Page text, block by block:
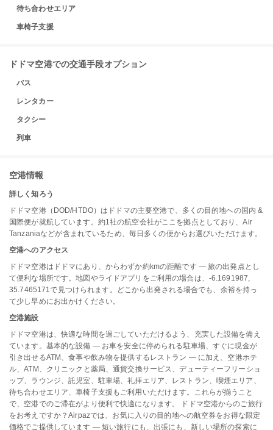
待ち合わせエリア
車椅子支援
ドドマ空港での交通手段オプション
バス
レンタカー
タクシー
列車
空港情報
詳しく知ろう
ドドマ空港（DOD/HTDO）はドドマの主要空港で、多くの目的地への国内 &
国際便が就航しています。約1社の航空会社がここを拠点としており、Air
Tanzaniaなどが含まれているため、毎日多くの便からお選びいただけます。
空港へのアクセス
ドドマ空港はドドマにあり、からわずか約kmの距離です — 旅の出発点とし
て便利な場所です。地図やライドアプリをご利用の場合は、-6.1691987,
35.7465171で見つけられます。どこから出発される場合でも、余裕を持っ
て少し早めにお出かけください。
空港施設
ドドマ空港は、快適な時間を過ごしていただけるよう、充実した設備を備え
ています。基本的な設備 — お車を安全に停められる駐車場、すぐに現金が
引き出せるATM、食事や飲み物を提供するレストラン — に加え、空港ホテ
ル、ATM、クリニックと薬局、通貨交換サービス、デューティーフリーショ
ップ、ラウンジ、託児室、駐車場、礼拝エリア、レストラン、喫煙エリア、
待ち合わせエリア、車椅子支援もご利用いただけます。これらが揃うこと
で、空港でのご滞在がより便利で快適になります。 ドドマ空港からのご旅行
をお考えですか？Airpazでは、お気に入りの目的地への航空券をお得な限定
価格でご提供しています — 短い旅行にも、出張にも、新しい場所の探索に